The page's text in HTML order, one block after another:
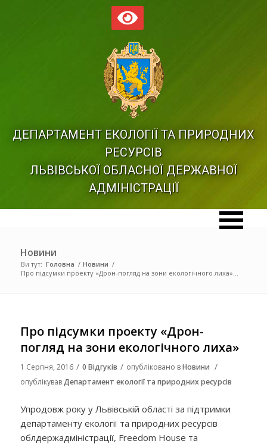
ДЕПАРТАМЕНТ ЕКОЛОГІЇ ТА ПРИРОДНИХ
РЕСУРСІВ
ЛЬВІВСЬКОЇ ОБЛАСНОЇ ДЕРЖАВНОЇ
АДМІНІСТРАЦІЇ
Новини
Ви тут: Головна / Новини /
Про підсумки проекту «Дрон-погляд на зони екологічного лиха»...
Про підсумки проекту «Дрон-
погляд на зони екологічного лиха»
1 Серпня, 2016 / 0 Відгуків / опубліковано вНовини /
опублікувавДепартамент екології та природних ресурсів
Упродовж року у Львівській області за підтримки
департаменту екології та природних ресурсів
облдержадміністрації, Freedom House та